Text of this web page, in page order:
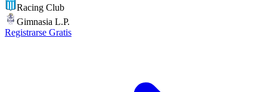
Racing Club
Gimnasia L.P.
Registrarse Gratis